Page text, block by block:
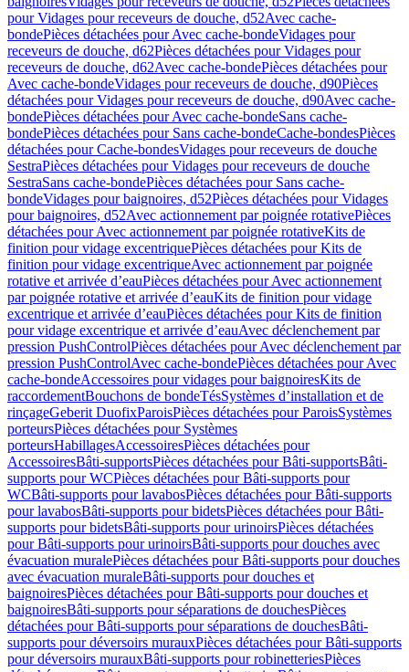
pour Vidages pour receveurs de douche, d52Avec cache-
bondePièces détachées pour Avec cache-bondeVidages pour
receveurs de douche, d62Pièces détachées pour Vidages pour
receveurs de douche, d62Avec cache-bondePièces détachées pour
Avec cache-bondeVidages pour receveurs de douche, d90Pièces
détachées pour Vidages pour receveurs de douche, d90Avec cache-
bondePièces détachées pour Avec cache-bondeSans cache-
bondePièces détachées pour Sans cache-bondeCache-bondesPièces
détachées pour Cache-bondesVidages pour receveurs de douche
SestraPièces détachées pour Vidages pour receveurs de douche
SestraSans cache-bondePièces détachées pour Sans cache-
bondeVidages pour baignoires, d52Pièces détachées pour Vidages
pour baignoires, d52Avec actionnement par poignée rotativePièces
détachées pour Avec actionnement par poignée rotativeKits de
finition pour vidage excentriquePièces détachées pour Kits de
finition pour vidage excentriqueAvec actionnement par poignée
rotative et arrivée d’eauPièces détachées pour Avec actionnement
par poignée rotative et arrivée d’eauKits de finition pour vidage
excentrique et arrivée d’eauPièces détachées pour Kits de finition
pour vidage excentrique et arrivée d’eauAvec déclenchement par
pression PushControlPièces détachées pour Avec déclenchement par
pression PushControlAvec cache-bondePièces détachées pour Avec
cache-bondeAccessoires pour vidages pour baignoiresKits de
raccordementBouchons de bondeTésSystèmes d’installation et de
rinçageGeberit DuofixParoisPièces détachées pour ParoisSystèmes
porteursPièces détachées pour Systèmes
porteursHabillagesAccessoiresPièces détachées pour
AccessoiresBâti-supportsPièces détachées pour Bâti-supportsBâti-
supports pour WCPièces détachées pour Bâti-supports pour
WCBâti-supports pour lavabosPièces détachées pour Bâti-supports
pour lavabosBâti-supports pour bidetsPièces détachées pour Bâti-
supports pour bidetsBâti-supports pour urinoirsPièces détachées
pour Bâti-supports pour urinoirsBâti-supports pour douches avec
évacuation muralePièces détachées pour Bâti-supports pour douches
avec évacuation muraleBâti-supports pour douches et
baignoiresPièces détachées pour Bâti-supports pour douches et
baignoiresBâti-supports pour séparations de douchesPièces
détachées pour Bâti-supports pour séparations de douchesBâti-
supports pour déversoirs murauxPièces détachées pour Bâti-supports
pour déversoirs murauxBâti-supports pour robinetteriesPièces